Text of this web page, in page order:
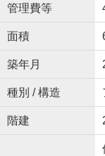
管理費等
面積
築年月
種別 / 構造
階建